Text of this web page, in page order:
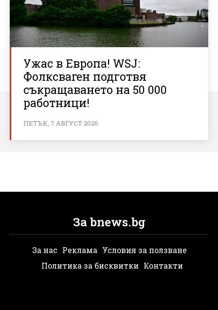
Ужас в Европа! WSJ:
Фолксваген подготвя
съкращаването на 50 000
работници!
ПЕТЪК, 7 АВГУСТ 2026
За bnews.bg
За нас Реклама Условия за ползване
Политика за бисквитки Контакти